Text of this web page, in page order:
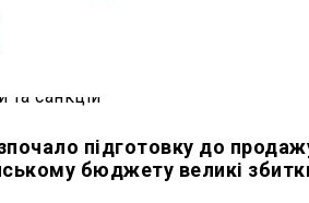
підготовку до
бюджету великі